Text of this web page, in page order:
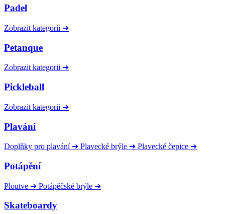
Padel
Zobrazit kategorii ➔
Petanque
Zobrazit kategorii ➔
Pickleball
Zobrazit kategorii ➔
Plavání
Doplňky pro plavání ➔ Plavecké brýle ➔ Plavecké čepice ➔
Potápění
Ploutve ➔ Potápěčské brýle ➔
Skateboardy